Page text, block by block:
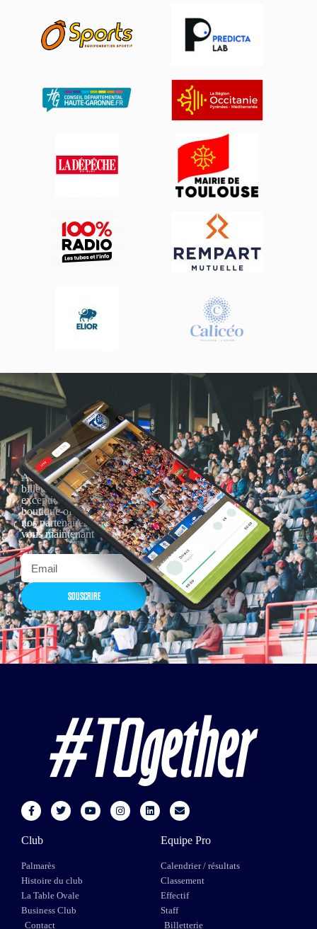
Actualités, nouveautés,
billetterie, remises
exceptionnelles dans la
boutique officielles & chez
nos partenaires… Inscrivez-
vous maintenant
SOUSCRIRE
Club
Palmarès
Histoire du club
La Table Ovale
Business Club
Contact
Equipe Pro
Calendrier / résultats
Classement
Effectif
Staff
Billetterie